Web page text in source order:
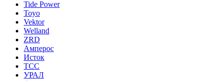
Tide Power
Toyo
Vektor
Welland
ZRD
Амперос
Исток
ТСС
УРАЛ